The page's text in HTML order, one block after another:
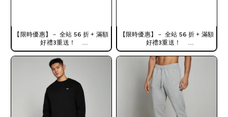
【限時優惠】－ 全站 56 折 + 滿額
好禮3重送！
使用優惠碼，獲得額外折扣：
TW56
【限時優惠】－ 全站 56 折 + 滿額
好禮3重送！
使用優惠碼，獲得額外折扣：
TW56